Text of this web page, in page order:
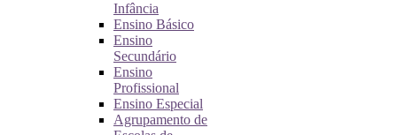
Infância
Ensino Básico
Ensino
Secundário
Ensino
Profissional
Ensino Especial
Agrupamento de